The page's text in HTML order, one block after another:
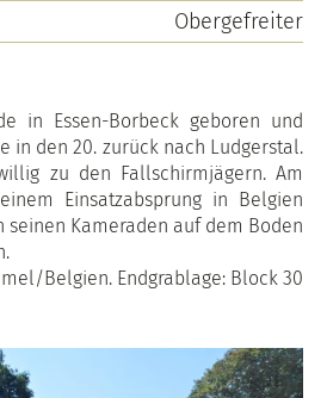
Obergefreiter
in Essen-Borbeck geboren und
in den 20. zurück nach Ludgerstal.
zu den Fallschirmjägern. Am
Einsatzabsprung in Belgien
seinen Kameraden auf dem Boden
Belgien. Endgrablage: Block 30